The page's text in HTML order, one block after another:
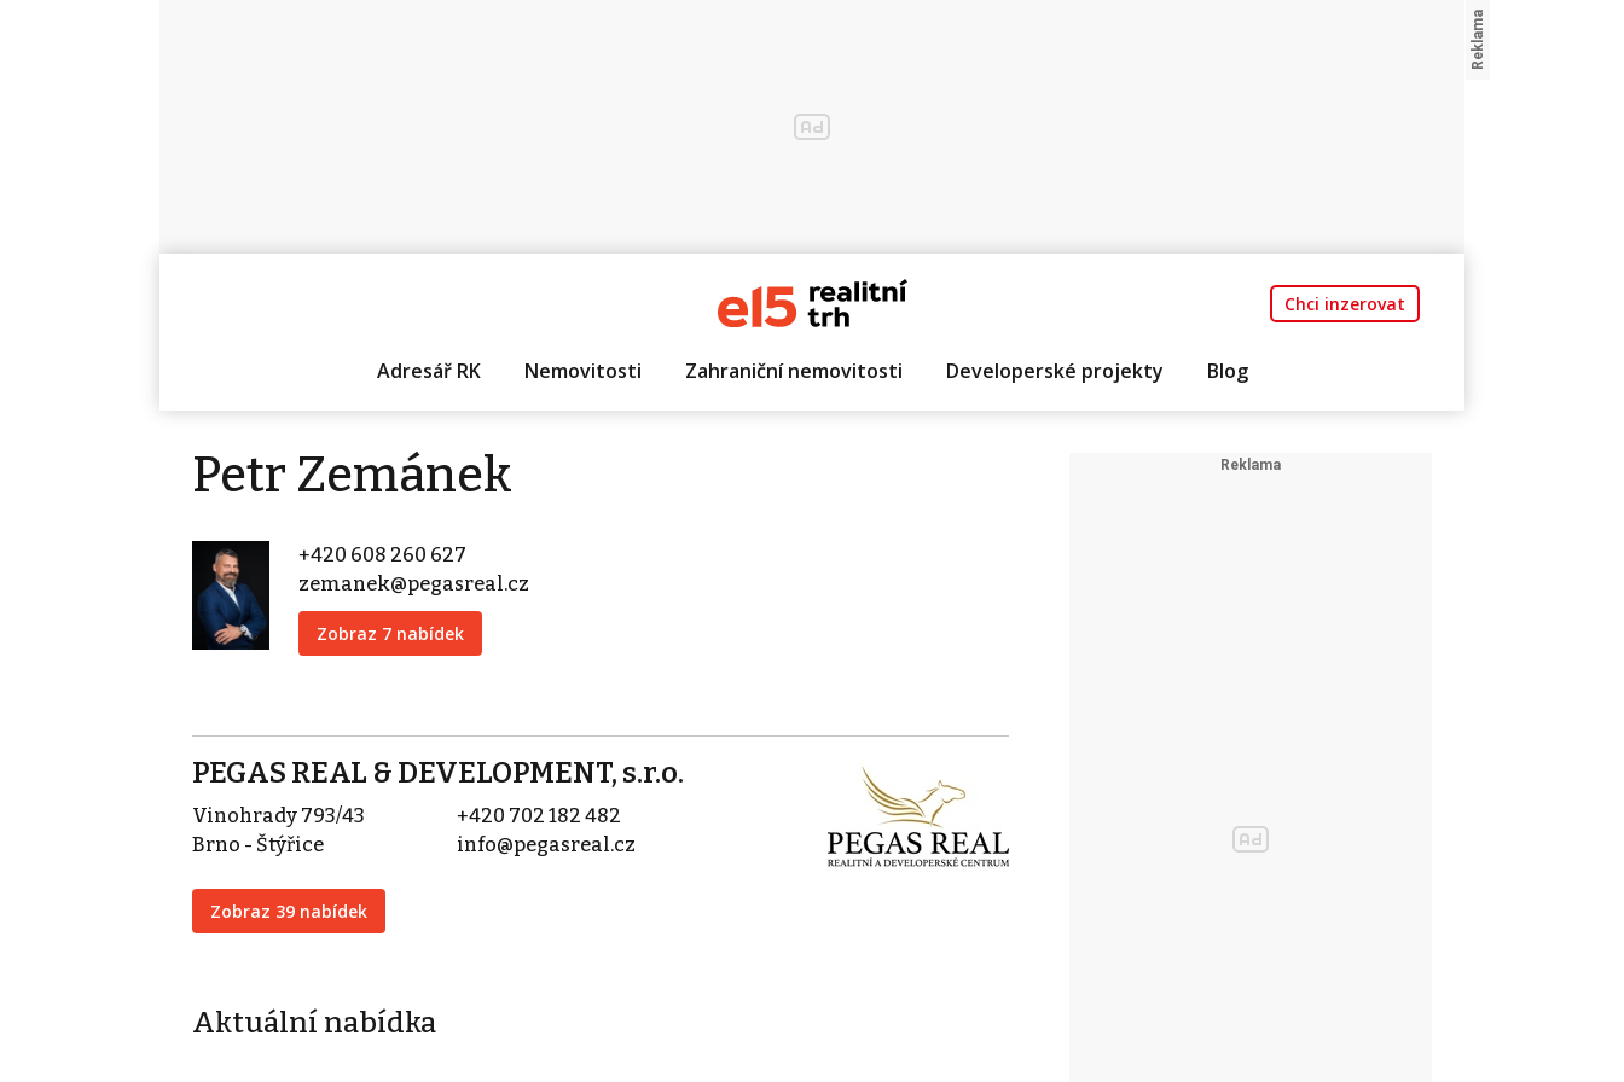
Chci inzerovat
Adresář RK Nemovitosti Zahraniční nemovitosti Developerské projekty Blog
Petr Zemánek
+420 608 260 627
zemanek@pegasreal.cz
Zobraz 7 nabídek
PEGAS REAL & DEVELOPMENT, s.r.o.
Vinohrady 793/43
Brno - Štýřice
Zobraz 39 nabídek
+420 702 182 482
info@pegasreal.cz
Aktuální nabídka